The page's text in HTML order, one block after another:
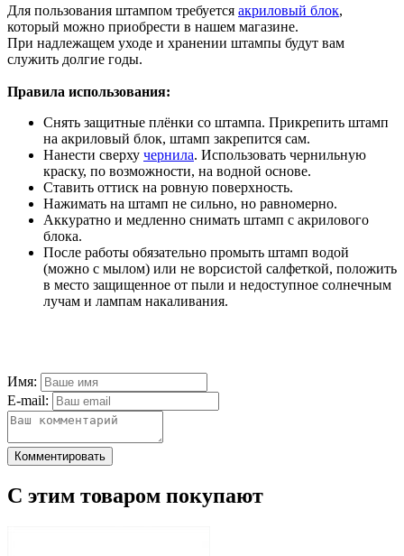
Для пользования штампом требуется акриловый блок,
который можно приобрести в нашем магазине.
При надлежащем уходе и хранении штампы будут вам
служить долгие годы.
Правила использования:
Снять защитные плёнки со штампа. Прикрепить штамп
на акриловый блок, штамп закрепится сам.
Нанести сверху чернила. Использовать чернильную
краску, по возможности, на водной основе.
Ставить оттиск на ровную поверхность.
Нажимать на штамп не сильно, но равномерно.
Аккуратно и медленно снимать штамп с акрилового
блока.
После работы обязательно промыть штамп водой
(можно с мылом) или не ворсистой салфеткой, положить
в место защищенное от пыли и недоступное солнечным
лучам и лампам накаливания.
Имя:
E-mail:
Комментировать
С этим товаром покупают